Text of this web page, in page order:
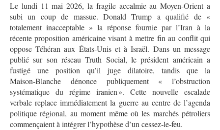
Le lundi 11 mai 2026, la fragile accalmie au Moyen‑Orient a
subi un coup de massue. Donald Trump a qualifié de «
totalement inacceptable » la réponse fournie par l’Iran à la
récente proposition américaine visant à mettre fin au conflit qui
oppose Téhéran aux États‑Unis et à Israël. Dans un message
publié sur son réseau Truth Social, le président américain a
fustigé une position qu’il juge dilatoire, tandis que la
Maison‑Blanche dénonce publiquement « l’obstruction
systématique du régime iranien ». Cette nouvelle escalade
verbale replace immédiatement la guerre au centre de l’agenda
politique régional, au moment même où les marchés pétroliers
commençaient à intégrer l’hypothèse d’un cessez‑le‑feu.